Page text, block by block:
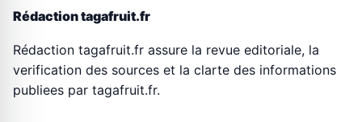
Rédaction tagafruit.fr
Rédaction tagafruit.fr assure la revue editoriale, la
verification des sources et la clarte des informations
publiees par tagafruit.fr.